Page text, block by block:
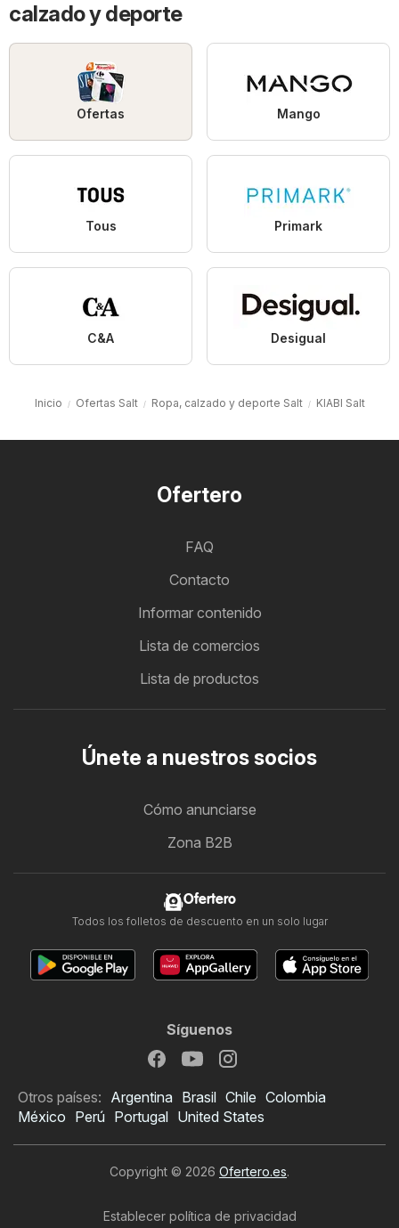
calzado y deporte
Ofertas Mango
Tous Primark
C&A Desigual
Inicio Ofertas Salt Ropa, calzado y deporte Salt KIABI Salt
Ofertero
FAQ
Contacto
Informar contenido
Lista de comercios
Lista de productos
Únete a nuestros socios
Cómo anunciarse
Zona B2B
Ofertero
Todos los folletos de descuento en un solo lugar
Síguenos
Otros países: Argentina Brasil Chile Colombia
México Perú Portugal United States
Copyright © 2026 Ofertero.es.
Establecer política de privacidad